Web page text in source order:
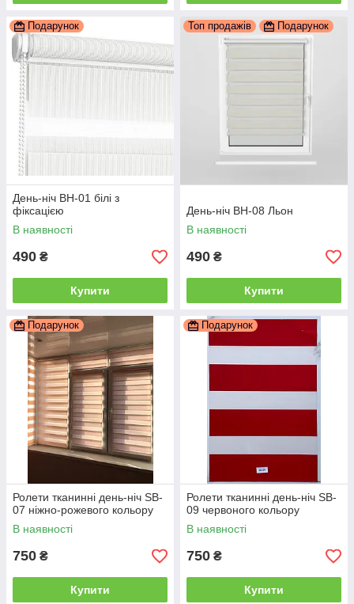
Подарунок
День-ніч ВН-01 білі з
фіксацією
В наявності
490 ₴
Купити
Топ продажів Подарунок
День-ніч ВН-08 Льон
В наявності
490 ₴
Купити
Подарунок
Ролети тканинні день-ніч SB-
07 ніжно-рожевого кольору
В наявності
750 ₴
Купити
Подарунок
Ролети тканинні день-ніч SB-
09 червоного кольору
В наявності
750 ₴
Купити